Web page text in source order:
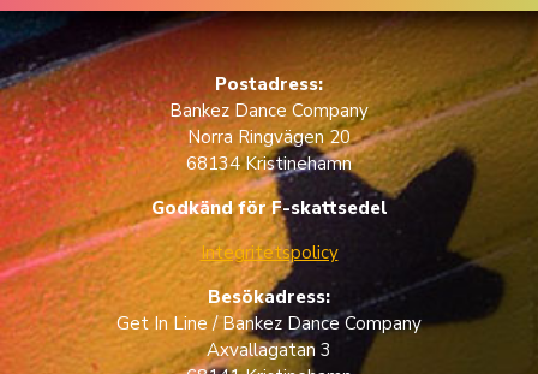
Postadress:
Bankez Dance Company
Norra Ringvägen 20
68134 Kristinehamn
Godkänd för F-skattsedel
Integritetspolicy
Besökadress:
Get In Line / Bankez Dance Company
Axvallagatan 3